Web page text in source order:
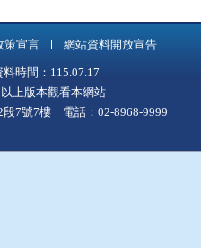
策宣言 網站資料開放宣告
時間：115.07.17
上版本觀看本網站
段7號7樓 電話：02-8968-9999